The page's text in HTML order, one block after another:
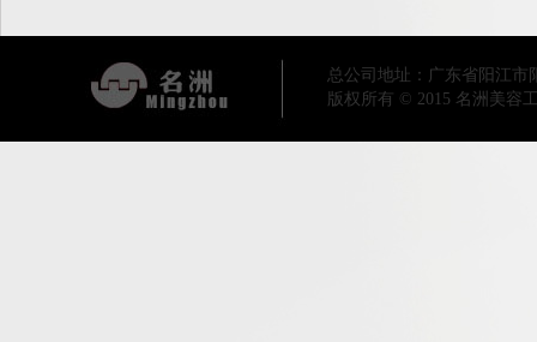
总公司地址：广东省阳江市
版权所有 © 2015 名洲美容